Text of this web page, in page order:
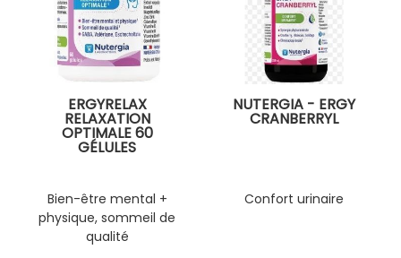
ERGYRELAX
RELAXATION
OPTIMALE 60
GÉLULES
Bien-être mental +
physique, sommeil de
qualité
NUTERGIA - ERGY
CRANBERRYL
Confort urinaire